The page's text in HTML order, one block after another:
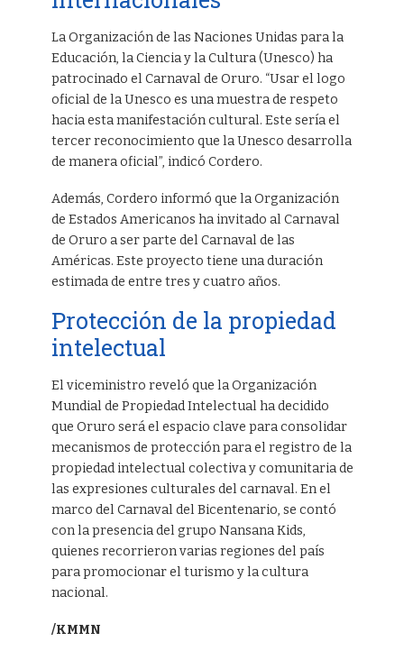
La Organización de las Naciones Unidas para la
Educación, la Ciencia y la Cultura (Unesco) ha
patrocinado el Carnaval de Oruro. “Usar el logo
oficial de la Unesco es una muestra de respeto
hacia esta manifestación cultural. Este sería el
tercer reconocimiento que la Unesco desarrolla
de manera oficial”, indicó Cordero.
Además, Cordero informó que la Organización
de Estados Americanos ha invitado al Carnaval
de Oruro a ser parte del Carnaval de las
Américas. Este proyecto tiene una duración
estimada de entre tres y cuatro años.
Protección de la propiedad
intelectual
El viceministro reveló que la Organización
Mundial de Propiedad Intelectual ha decidido
que Oruro será el espacio clave para consolidar
mecanismos de protección para el registro de la
propiedad intelectual colectiva y comunitaria de
las expresiones culturales del carnaval. En el
marco del Carnaval del Bicentenario, se contó
con la presencia del grupo Nansana Kids,
quienes recorrieron varias regiones del país
para promocionar el turismo y la cultura
nacional.
/KMMN